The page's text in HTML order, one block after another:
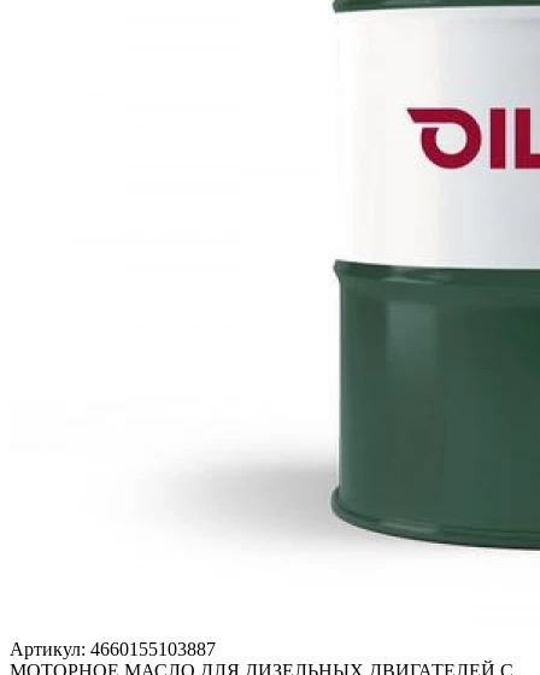
Артикул: 4660155103887
МОТОРНОЕ МАСЛО ДЛЯ ДИЗЕЛЬНЫХ ДВИГАТЕЛЕЙ С